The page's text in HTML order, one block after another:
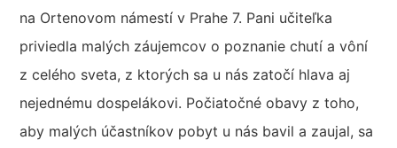
na Ortenovom námestí v Prahe 7. Pani učiteľka
priviedla malých záujemcov o poznanie chutí a vôní
z celého sveta, z ktorých sa u nás zatočí hlava aj
nejednému dospelákovi. Počiatočné obavy z toho,
aby malých účastníkov pobyt u nás bavil a zaujal, sa